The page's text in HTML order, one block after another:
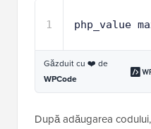
1 php_value
Găzduit cu ❤️ de
WPCode
După adăugarea